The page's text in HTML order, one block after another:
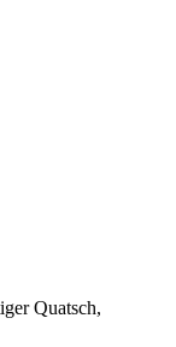
Quatsch,